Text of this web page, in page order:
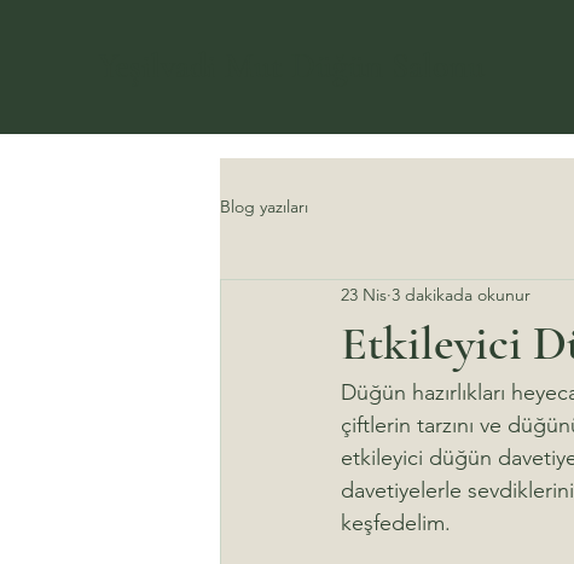
Blog yazıları
Etkileyici
23 Nis 3 dakikada okunur
Düğün hazırlıkları
çiftlerin tarzını ve
etkileyici düğün
davetiyelerle
keşfedelim.